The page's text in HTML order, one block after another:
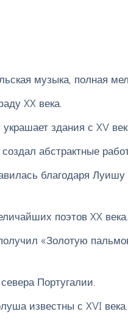
музыка, полная
XX века.
здания с XV
абстрактные
благодаря
поэтов XX века.
«Золотую
Португалии.
известны с XVI века.